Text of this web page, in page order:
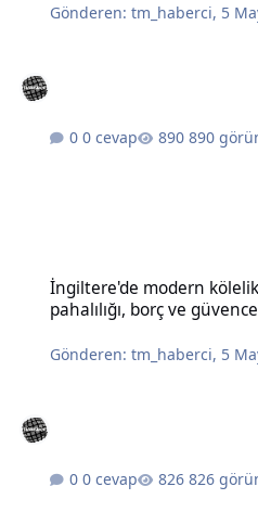
Gönderen:tm_haberci, 5
0 cevap 890
İngiltere'de modern
pahalılığı, borç ve
Gönderen:tm_haberci, 5
0 cevap 826